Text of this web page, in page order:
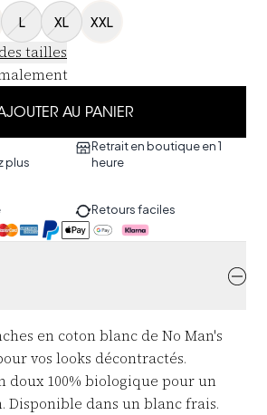
L XL XXL
tailles
AU PANIER
plus
Retrait en boutique en 1
heure
Retours faciles
en coton blanc de No Man's
vos looks décontractés.
doux 100% biologique pour un
Disponible dans un blanc frais.